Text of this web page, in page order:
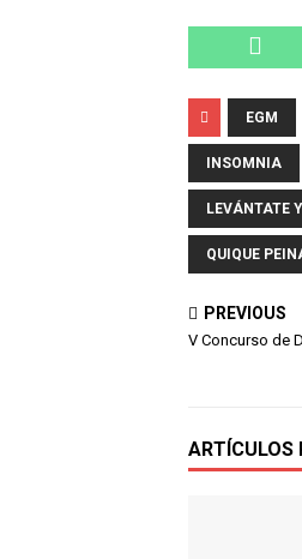
EGM
INSOMNIA
LEVÁNTATE
QUIQUE
PREVIOUS
V Concurso de
ARTÍCULOS